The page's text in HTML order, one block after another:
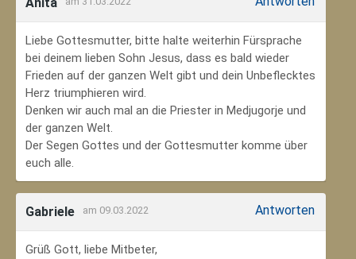
Liebe Gottesmutter, bitte halte weiterhin Fürsprache
bei deinem lieben Sohn Jesus, dass es bald wieder
Frieden auf der ganzen Welt gibt und dein Unbeflecktes
Herz triumphieren wird.
Denken wir auch mal an die Priester in Medjugorje und
der ganzen Welt.
Der Segen Gottes und der Gottesmutter komme über
euch alle.
Gabriele am 09.03.2022 Antworten
Grüß Gott, liebe Mitbeter,